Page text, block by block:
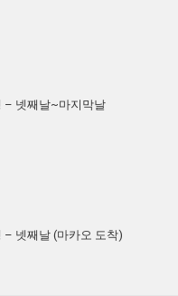
– 넷째날~마지막날
– 넷째날 (마카오 도착)